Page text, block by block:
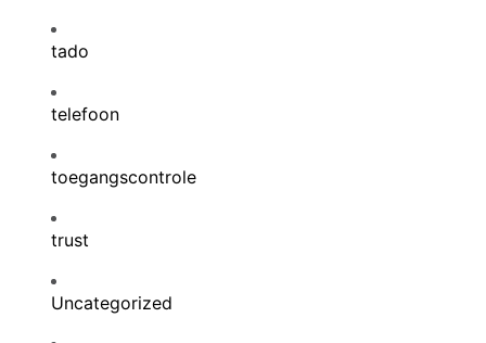
tado
telefoon
toegangscontrole
trust
Uncategorized